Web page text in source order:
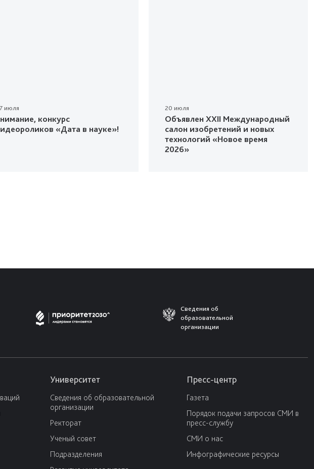
июля
конкурс
«Дата в науке»!
20 июля
Объявлен XXII Международный
салон изобретений и новых
технологий «Новое время
2026»
Сведения об
образовательной
организации
Университет
Сведения об образовательной
организации
Ректорат
Ученый совет
Подразделения
Пресс-центр
Газета
Порядок подачи запросов СМИ в
пресс-службу
СМИ о нас
Инфографические ресурсы